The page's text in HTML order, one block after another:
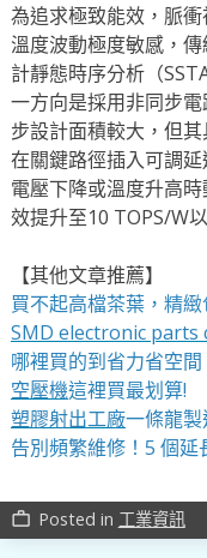
為追求極致能效，脈
溫度波動極度敏感，
計靜態時序分析（
一方向是採用非同步
步設計面積較大，但
在關鍵路徑插入可調
電壓下降或溫度升高
效提升至10 TOPS/W
【其他文章推薦】
買不起高檔茶葉，精
SMD electronic parts
哪裡買的到省力省空
空壓機這裡買最划算!
塑膠射出工廠一條龍
告別頻繁維修！5 個延
work_outline Posted in 工業資訊